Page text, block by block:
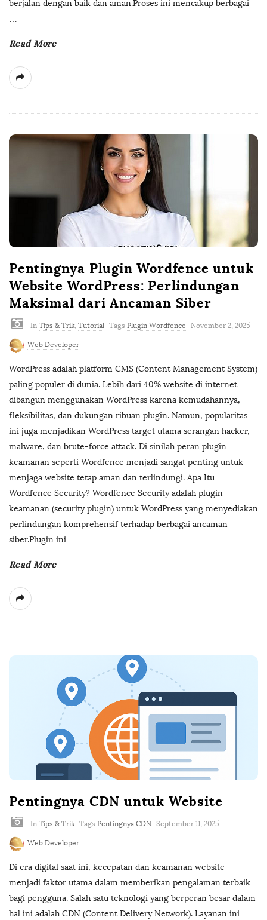
berjalan dengan baik dan aman.Proses ini mencakup berbagai
…
Read More
Pentingnya Plugin Wordfence untuk
Website WordPress: Perlindungan
Maksimal dari Ancaman Siber
In Tips & Trik, Tutorial Tags Plugin Wordfence November 2, 2025
Web Developer
WordPress adalah platform CMS (Content Management System)
paling populer di dunia. Lebih dari 40% website di internet
dibangun menggunakan WordPress karena kemudahannya,
fleksibilitas, dan dukungan ribuan plugin. Namun, popularitas
ini juga menjadikan WordPress target utama serangan hacker,
malware, dan brute-force attack. Di sinilah peran plugin
keamanan seperti Wordfence menjadi sangat penting untuk
menjaga website tetap aman dan terlindungi. Apa Itu
Wordfence Security? Wordfence Security adalah plugin
keamanan (security plugin) untuk WordPress yang menyediakan
perlindungan komprehensif terhadap berbagai ancaman
siber.Plugin ini …
Read More
Pentingnya CDN untuk Website
In Tips & Trik Tags Pentingnya CDN September 11, 2025
Web Developer
Di era digital saat ini, kecepatan dan keamanan website
menjadi faktor utama dalam memberikan pengalaman terbaik
bagi pengguna. Salah satu teknologi yang berperan besar dalam
hal ini adalah CDN (Content Delivery Network). Layanan ini